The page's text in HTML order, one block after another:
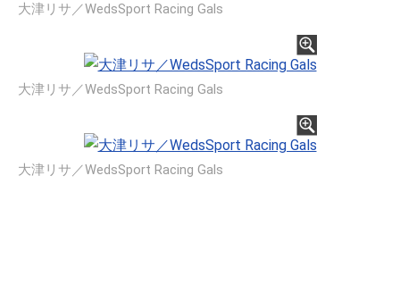
大津リサ／WedsSport Racing Gals
大津リサ／WedsSport Racing Gals
大津リサ／WedsSport Racing Gals